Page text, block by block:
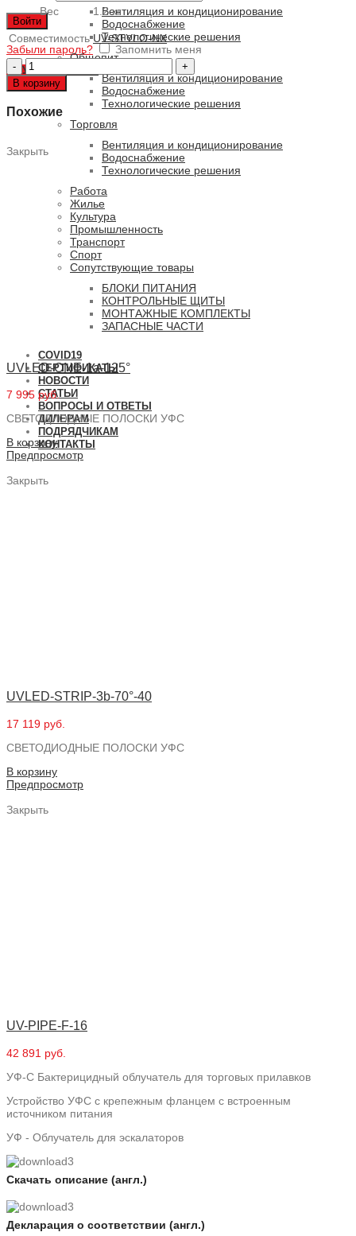
Войти
Забыли пароль? Запомнить меня
0ПУНКТОВ
Вентиляция и кондиционирование
Водоснабжение
Технологические решения
Общепит
Вентиляция и кондиционирование
Водоснабжение
Технологические решения
Торговля
Вентиляция и кондиционирование
Водоснабжение
Технологические решения
Работа
Жилье
Культура
Промышленность
Транспорт
Спорт
Сопутствующие товары
БЛОКИ ПИТАНИЯ
КОНТРОЛЬНЫЕ ЩИТЫ
МОНТАЖНЫЕ КОМПЛЕКТЫ
ЗАПАСНЫЕ ЧАСТИ
COVID19
СЕРТИФИКАТЫ
НОВОСТИ
СТАТЬИ
ВОПРОСЫ И ОТВЕТЫ
ДИЛЕРАМ
ПОДРЯДЧИКАМ
КОНТАКТЫ
Вес 1.2 кг
Совместимость UV-STYLO-NX
Количество
товара
UV-
NX/...
B
В корзину
Похожие
Закрыть
UVLED-ONE-1a-125°
7 995 руб.
СВЕТОДИОДНЫЕ ПОЛОСКИ УФС
В корзину
Предпросмотр
Закрыть
UVLED-STRIP-3b-70°-40
17 119 руб.
СВЕТОДИОДНЫЕ ПОЛОСКИ УФС
В корзину
Предпросмотр
Закрыть
UV-PIPE-F-16
42 891 руб.
УФ-С Бактерицидный облучатель для торговых прилавков
Устройство УФС с крепежным фланцем с встроенным
источником питания
УФ - Облучатель для эскалаторов
Скачать описание (англ.)
Декларация о соответствии (англ.)